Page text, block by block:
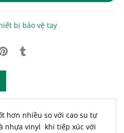
bị bảo vệ tay
hơn nhiều so với cao su tự
nhựa vinyl khi tiếp xúc với